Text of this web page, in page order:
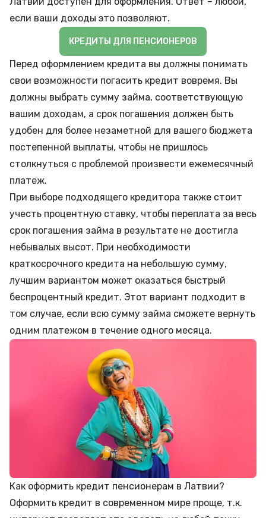
если ваши доходы это позволяют.
КРЕДИТЫ ДЛЯ ПЕНСИОНЕРОВ
Перед оформлением кредита вы должны понимать
свои возможности погасить кредит вовремя. Вы
должны выбрать сумму займа, соответствующую
вашим доходам, а срок погашения должен быть
удобен для более незаметной для вашего бюджета
постепенной выплаты, чтобы не пришлось
столкнуться с проблемой произвести ежемесячный
платеж.
При выборе подходящего кредитора также стоит
учесть процентную ставку, чтобы переплата за весь
срок погашения займа в результате не достигла
небывалых высот. При необходимости
краткосрочного кредита на небольшую сумму,
лучшим вариантом может оказаться быстрый
беспроцентный кредит. Этот вариант подходит в
том случае, если всю сумму займа сможете вернуть
одним платежом в течение одного месяца.
Как оформить кредит пенсионерам в Латвии?
Оформить кредит в современном мире проще, т.к.